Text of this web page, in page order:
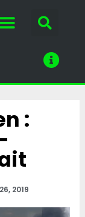
:
2019